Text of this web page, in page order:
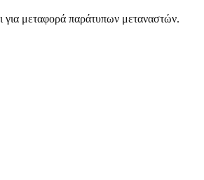
για μεταφορά παράτυπων μεταναστών.